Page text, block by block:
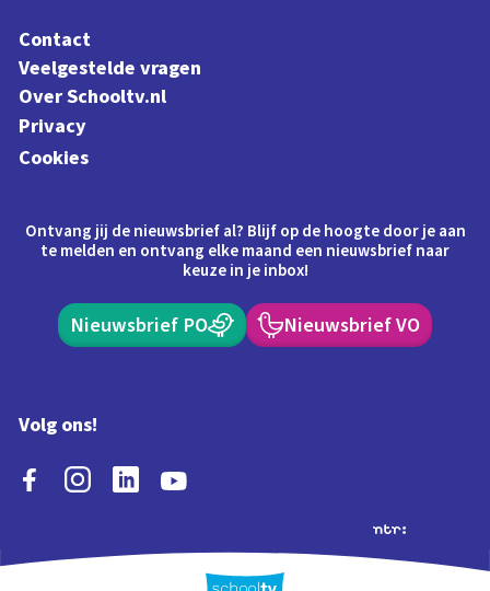
Contact
Veelgestelde vragen
Over Schooltv.nl
Privacy
Cookies
Ontvang jij de nieuwsbrief al? Blijf op de hoogte door je aan
te melden en ontvang elke maand een nieuwsbrief naar
keuze in je inbox!
Nieuwsbrief PO Nieuwsbrief VO
Volg ons!